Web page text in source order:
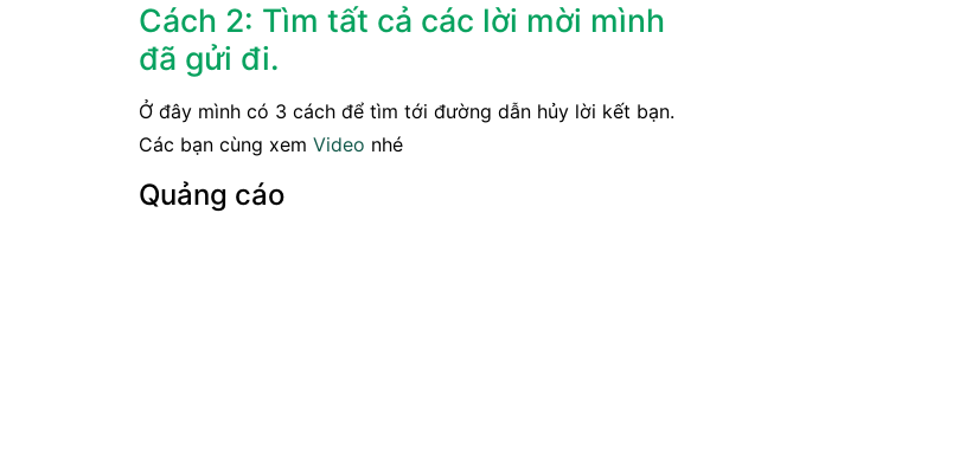
Cách 2: Tìm tất cả các lời mời mình
đã gửi đi.
Ở đây mình có 3 cách để tìm tới đường dẫn hủy lời kết bạn.
Các bạn cùng xem Video nhé
Quảng cáo